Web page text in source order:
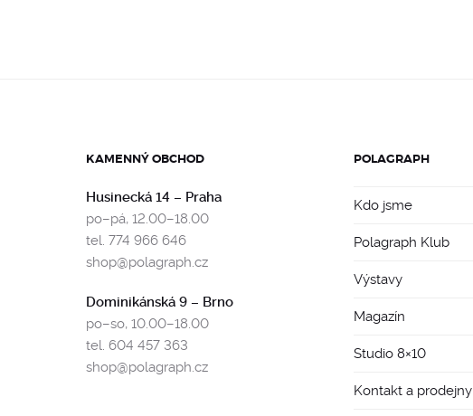
KAMENNÝ OBCHOD
Husinecká 14 – Praha
po–pá, 12.00–18.00
tel. 774 966 646
shop@polagraph.cz
Dominikánská 9 – Brno
po–so, 10.00–18.00
tel. 604 457 363
shop@polagraph.cz
POLAGRAPH
Kdo jsme
Polagraph Klub
Výstavy
Magazín
Studio 8×10
Kontakt a prodejny